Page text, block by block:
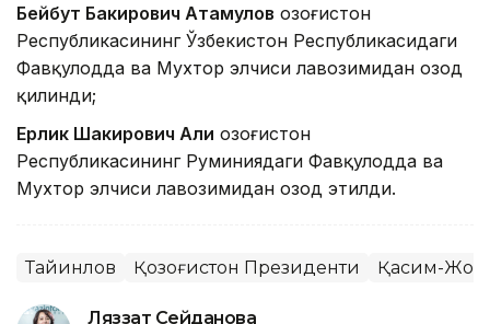
Бейбут Бакирович Атамқулов Қозоғистон
Республикасининг Ўзбекистон Республикасидаги
Фавқулодда ва Мухтор элчиси лавозимидан озод
қилинди;
Ерлик Шакирович Али Қозоғистон
Республикасининг Руминиядаги Фавқулодда ва
Мухтор элчиси лавозимидан озод этилди.
Тайинлов Қозоғистон Президенти Қасим-
Ляззат Сейданова